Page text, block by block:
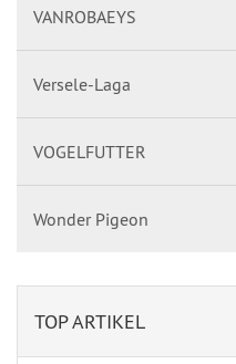
VANROBAEYS
Versele-Laga
VOGELFUTTER
Wonder Pigeon
TOP ARTIKEL